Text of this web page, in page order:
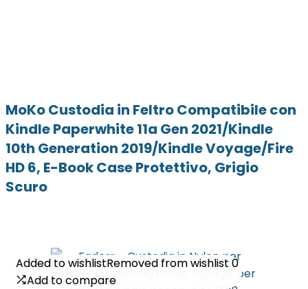
MoKo Custodia in Feltro Compatibile con
Kindle Paperwhite 11a Gen 2021/Kindle
10th Generation 2019/Kindle Voyage/Fire
HD 6, E-Book Case Protettivo, Grigio
Scuro
Added to wishlistRemoved from wishlist 0
Add to compare
Added to wishlistRemoved from wishlist 0
Add to compare